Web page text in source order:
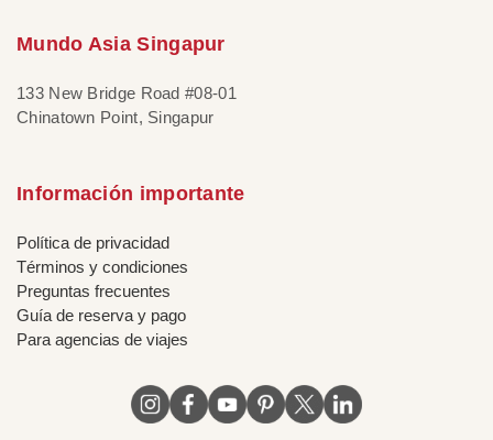
Mundo Asia Singapur
133 New Bridge Road #08-01
Chinatown Point, Singapur
Información importante
Política de privacidad
Términos y condiciones
Preguntas frecuentes
Guía de reserva y pago
Para agencias de viajes